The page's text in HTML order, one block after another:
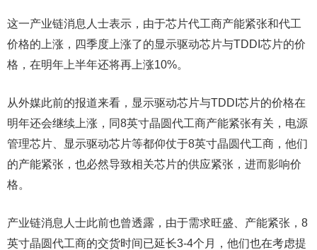
这一产业链消息人士表示，由于芯片代工商产能紧张和代工
价格的上涨，四季度上涨了的显示驱动芯片与TDDI芯片的价
格，在明年上半年还将再上涨10%。
从外媒此前的报道来看，显示驱动芯片与TDDI芯片的价格在
明年还会继续上涨，同8英寸晶圆代工商产能紧张有关，电源
管理芯片、显示驱动芯片等都仰仗于8英寸晶圆代工商，他们
的产能紧张，也必然导致相关芯片的供应紧张，进而影响价
格。
产业链消息人士此前也曾透露，由于需求旺盛、产能紧张，8
英寸晶圆代工商的交货时间已延长3-4个月，他们也在考虑提